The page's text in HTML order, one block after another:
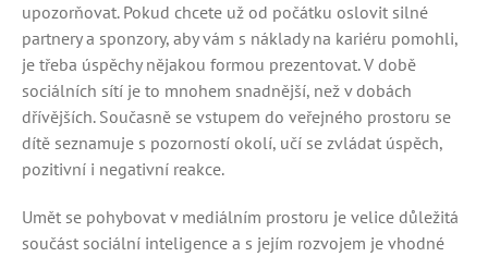
upozorňovat. Pokud chcete už od počátku oslovit silné
partnery a sponzory, aby vám s náklady na kariéru pomohli,
je třeba úspěchy nějakou formou prezentovat. V době
sociálních sítí je to mnohem snadnější, než v dobách
dřívějších. Současně se vstupem do veřejného prostoru se
dítě seznamuje s pozorností okolí, učí se zvládat úspěch,
pozitivní i negativní reakce.
Umět se pohybovat v mediálním prostoru je velice důležitá
součást sociální inteligence a s jejím rozvojem je vhodné